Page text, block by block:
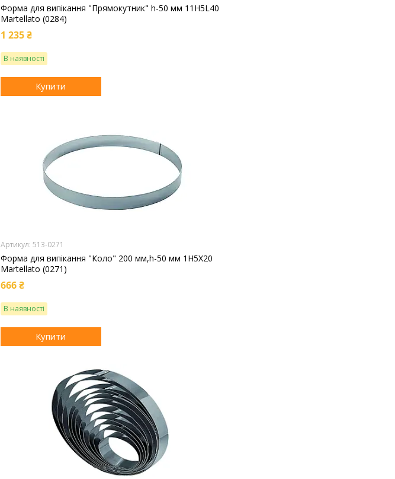
Форма для випікання "Прямокутник" h-50 мм 11H5L40
Martellato (0284)
1 235 ₴
В наявності
Купити
513-0271
Форма для випікання "Коло" 200 мм,h-50 мм 1H5X20
Martellato (0271)
666 ₴
В наявності
Купити